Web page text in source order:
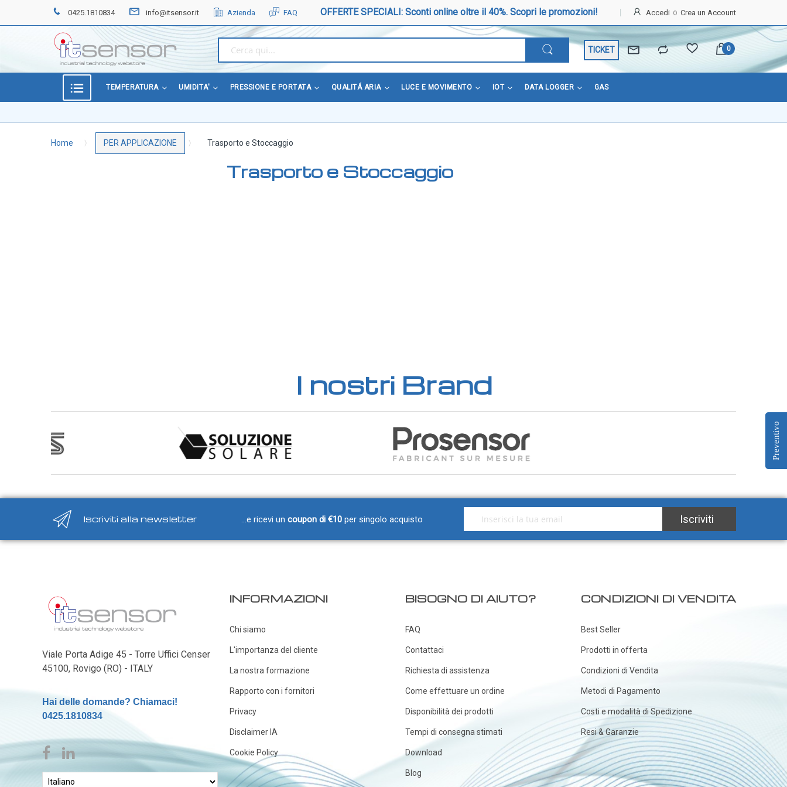
0425.1810834 info@itsensor.it Azienda FAQ OFFERTE SPECIALI: Sconti online oltre il 40%. Scopri le promozioni! Accedi Crea un Account
TICKET
TEMPERATURA UMIDITA' PRESSIONE E PORTATA QUALITÁ ARIA LUCE E MOVIMENTO IOT DATA LOGGER GAS
Home PER APPLICAZIONE Trasporto e Stoccaggio
Trasporto e Stoccaggio
I nostri Brand
Iscriviti alla newsletter ...e ricevi un coupon di €10 per singolo acquisto Iscriviti alla nostra Newsletter: Iscriviti
Viale Porta Adige 45 - Torre Uffici Censer
45100, Rovigo (RO) - ITALY
Hai delle domande? Chiamaci!
0425.1810834
INFORMAZIONI
Chi siamo
L'importanza del cliente
La nostra formazione
Rapporto con i fornitori
Privacy
Disclaimer IA
Cookie Policy
BISOGNO DI AIUTO?
FAQ
Contattaci
Richiesta di assistenza
Come effettuare un ordine
Disponibilità dei prodotti
Tempi di consegna stimati
Download
Blog
CONDIZIONI DI VENDITA
Best Seller
Prodotti in offerta
Condizioni di Vendita
Metodi di Pagamento
Costi e modalità di Spedizione
Resi & Garanzie
OFFERTE
SPECIALI
SELLER
Sonde di temperatura
Termostati a capillare
Termometri digitali
Sonde per termometri portatili
Sonde temperatura con asta/lancia
Colle, Grassi e Adesivi
Teste di connessione
Connettori e Cavi
Sonde di umidità
Sonde umidità ambiente
Sonde umidità a cavo
Sonde umidità per canale
Sonde pioggia e antiallagamento
Preventivo